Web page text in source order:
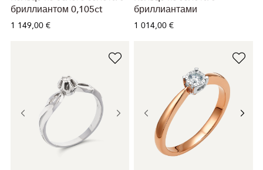
бриллиантом 0,105ct
1 149,00 €
бриллиантами
1 014,00 €